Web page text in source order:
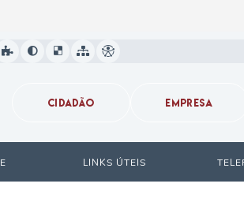
CIDADÃO EMPRESA
LINKS ÚTEIS